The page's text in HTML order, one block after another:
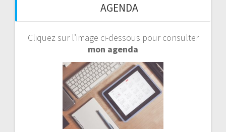
AGENDA
Cliquez sur l’image ci-dessous pour consulter
mon agenda